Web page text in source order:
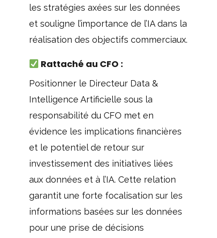
les stratégies axées sur les données
et souligne l’importance de l’IA dans la
réalisation des objectifs commerciaux.
Rattaché au CFO :
Positionner le Directeur Data &
Intelligence Artificielle sous la
responsabilité du CFO met en
évidence les implications financières
et le potentiel de retour sur
investissement des initiatives liées
aux données et à l’IA. Cette relation
garantit une forte focalisation sur les
informations basées sur les données
pour une prise de décisions